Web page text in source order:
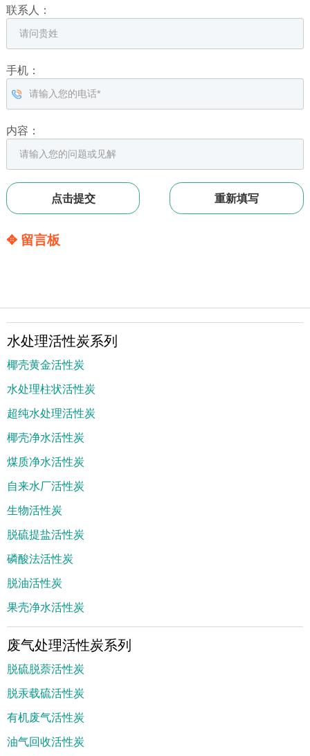
联系人：
手机：
内容：
✥ 留言板
水处理活性炭系列
椰壳黄金活性炭
水处理柱状活性炭
超纯水处理活性炭
椰壳净水活性炭
煤质净水活性炭
自来水厂活性炭
生物活性炭
脱硫提盐活性炭
磷酸法活性炭
脱油活性炭
果壳净水活性炭
废气处理活性炭系列
脱硫脱萘活性炭
脱汞载硫活性炭
有机废气活性炭
油气回收活性炭